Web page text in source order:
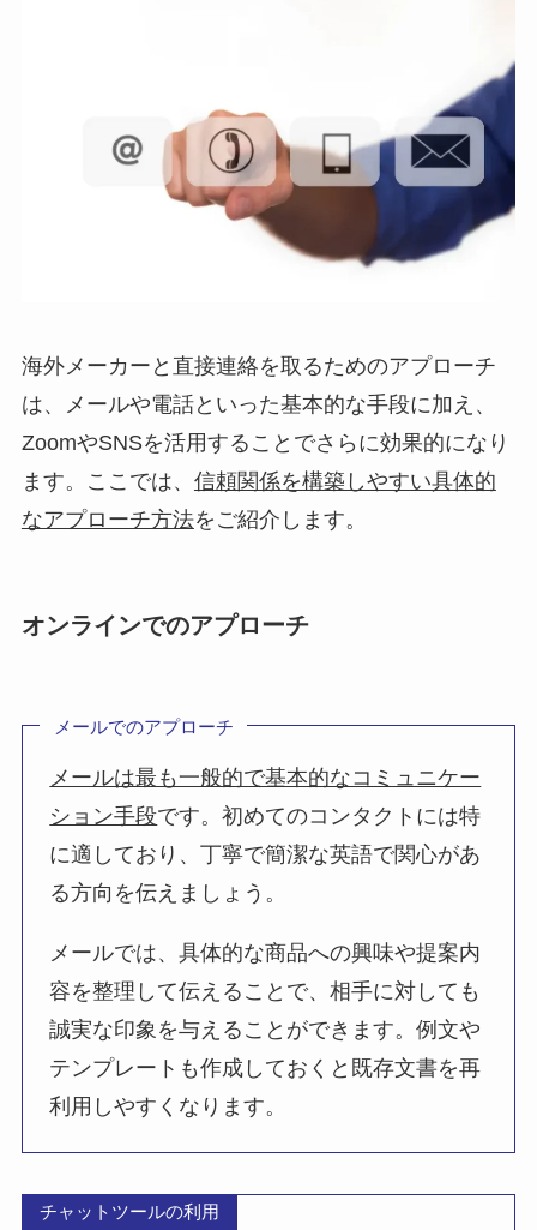
海外メーカーと直接連絡を取るためのアプローチ
は、メールや電話といった基本的な手段に加え、
ZoomやSNSを活用することでさらに効果的になり
ます。ここでは、 信頼関係を構築しやすい具体的
なアプローチ方法をご紹介します。
オンラインでのアプローチ
メールでのアプローチ
メールは最も一般的で基本的なコミュニケー
ション手段です。初めてのコンタクトには特
に適しており、丁寧で簡潔な英語で関心があ
る方向を伝えましょう。
メールでは、具体的な商品への興味や提案内
容を整理して伝えることで、相手に対しても
誠実な印象を与えることができます。例文や
テンプレートも作成しておくと既存文書を再
利用しやすくなります。
チャットツールの利用